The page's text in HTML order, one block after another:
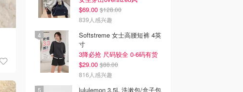
$69.00 $128.00
839人感兴趣
Softstreme 女士高腰短裤 4英
寸
3降必抢 尺码较全 0-6码有货
$29.00 $88.00
816人感兴趣
lululemon 3.5L 洗漱包/盒子包